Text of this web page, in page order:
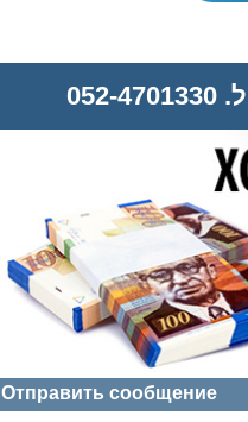
Отправить сообщение